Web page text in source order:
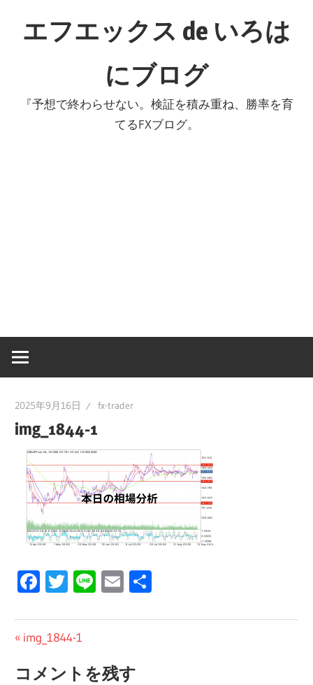
エフエックス de いろは
にブログ
『予想で終わらせない。検証を積み重ね、勝率を育
てるFXブログ。
2025年9月16日 fx-trader
img_1844-1
Facebook
Twitter
LineEmail
投
稿
前
投
img_1844-1
コメントを残す